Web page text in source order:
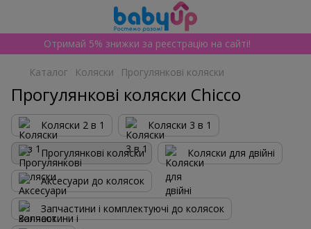
Отримай 5% знижки за реєстрацію на сайті!
Каталог Коляски Прогулянкові коляски
Прогулянкові коляски Chicco
Коляски 2 в 1 Коляски 3 в 1
Прогулянкові коляски Коляски для двійні
Аксесуари до колясок
Запчастини і комплектуючі до колясок